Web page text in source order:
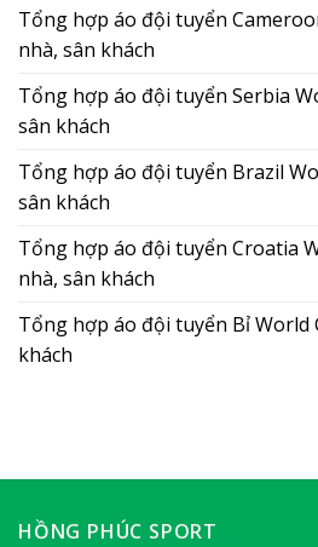
Tổng hợp áo đội tuyển
nhà, sân khách
Tổng hợp áo đội tuyển Serbia
sân khách
Tổng hợp áo đội tuyển Brazil
sân khách
Tổng hợp áo đội tuyển Croatia
nhà, sân khách
Tổng hợp áo đội tuyển Bỉ World
khách
HỒNG PHÚC SPORT